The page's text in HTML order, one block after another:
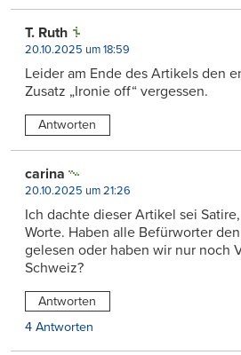
T. Ruth
20.10.2025 um 18:59
Leider am Ende des Artikels den
Zusatz „Ironie off“ vergessen.
Antworten
carina
20.10.2025 um 21:26
Ich dachte dieser Artikel sei
Worte. Haben alle Befürworter
gelesen oder haben wir nur noch
Schweiz?
Antworten
4 Antworten